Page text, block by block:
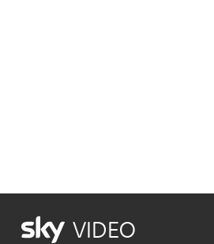
VIDEO